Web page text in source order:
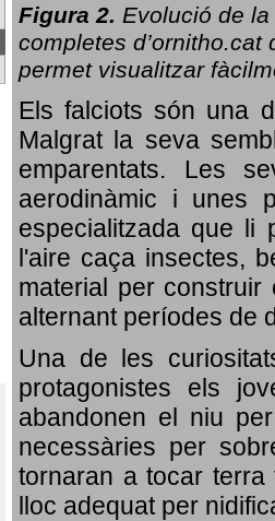
Figura 2. Evolució de la
completes d’ornitho.cat
permet visualitzar
Els falciots són una
Malgrat la seva
emparentats. Les
aerodinàmic i unes
especialitzada que li
l'aire caça insectes,
material per
alternant períodes de
Una de les
protagonistes els
abandonen el niu
necessàries per
tornaran a tocar
lloc adequat per